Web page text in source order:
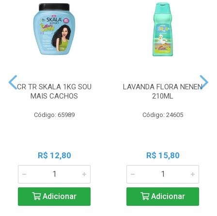
CR TR SKALA 1KG SOU
MAIS CACHOS
Código: 65989
R$ 12,80
Adicionar
LAVANDA FLORA NENEN
210ML
Código: 24605
R$ 15,80
Adicionar